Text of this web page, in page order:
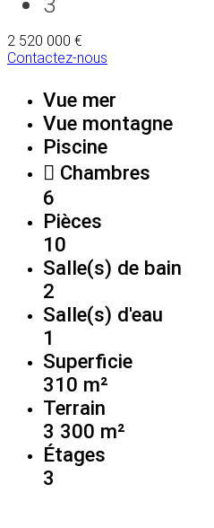
2 520 000 €
Contactez-nous
Vue mer
Vue montagne
Piscine
Chambres
6
Pièces
10
Salle(s) de bain
2
Salle(s) d'eau
1
Superficie
310 m²
Terrain
3 300 m²
Étages
3